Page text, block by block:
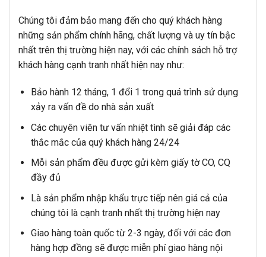
Chúng tôi đảm bảo mang đến cho quý khách hàng
những sản phẩm chính hãng, chất lượng và uy tín bậc
nhất trên thị trường hiện nay, với các chính sách hỗ trợ
khách hàng cạnh tranh nhất hiện nay như:
Bảo hành 12 tháng, 1 đổi 1 trong quá trình sử dụng
xảy ra vấn đề do nhà sản xuất
Các chuyên viên tư vấn nhiệt tình sẽ giải đáp các
thắc mắc của quý khách hàng 24/24
Mỗi sản phẩm đều được gửi kèm giấy tờ CO, CQ
đầy đủ
Là sản phẩm nhập khẩu trực tiếp nên giá cả của
chúng tôi là cạnh tranh nhất thị trường hiện nay
Giao hàng toàn quốc từ 2-3 ngày, đối với các đơn
hàng hợp đồng sẽ được miễn phí giao hàng nội